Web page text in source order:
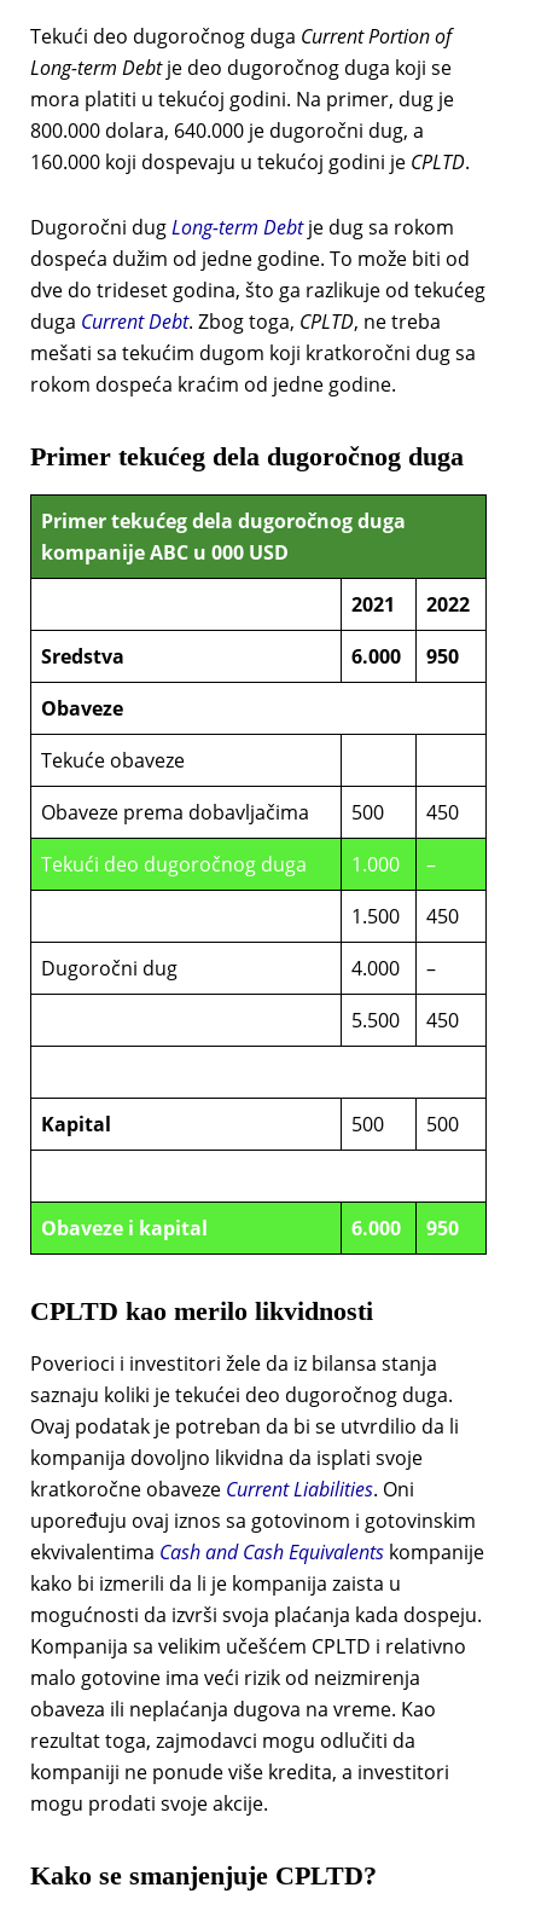
Tekući deo dugoročnog duga Current Portion of
Long-term Debtje deo dugoročnog duga koji se
mora platiti u tekućoj godini. Na primer, dug je
800.000 dolara, 640.000 je dugoročni dug, a
160.000 koji dospevaju u tekućoj godini je CPLTD.
Dugoročni dugLong-term Debtje dug sa rokom
dospeća dužim od jedne godine. To može biti od
dve do trideset godina, što ga razlikuje od tekućeg
duga Current Debt. Zbog toga, CPLTD, ne treba
mešati sa tekućim dugom koji kratkoročni dug sa
rokom dospeća kraćim od jedne godine.
Primer tekućeg dela dugoročnog duga
Primer tekućeg dela dugoročnog duga
kompanije ABC u 000 USD
2021
2022
Sredstva
6.000
950
Obaveze
Tekuće obaveze
Obaveze prema dobavljačima
500
450
Tekući deo dugoročnog duga
1.000
–
1.500
450
Dugoročni dug
4.000
–
5.500
450
Kapital 500 500
Obaveze i kapital 6.000 950
CPLTD kao merilo likvidnosti
Poverioci i investitori žele da iz bilansa stanja
saznaju koliki je tekućei deo dugoročnog duga.
Ovaj podatak je potreban da bi se utvrdilio da li
kompanija dovoljno likvidna da isplati svoje
kratkoročne obaveze Current Liabilities. Oni
upoređuju ovaj iznos sa gotovinom i gotovinskim
ekvivalentima Cash and Cash Equivalentskompanije
kako bi izmerili da li je kompanija zaista u
mogućnosti da izvrši svoja plaćanja kada dospeju.
Kompanija sa velikim učešćem CPLTD i relativno
malo gotovine ima veći rizik od neizmirenja
obaveza ili neplaćanja dugova na vreme. Kao
rezultat toga, zajmodavci mogu odlučiti da
kompaniji ne ponude više kredita, a investitori
mogu prodati svoje akcije.
Kako se smanjenjuje CPLTD?